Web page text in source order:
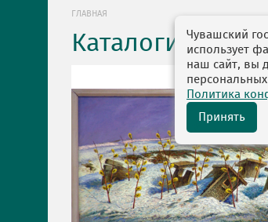
ГЛАВНАЯ
Каталоги Чувашский
использует
наш сайт, вы
Политика
Принять